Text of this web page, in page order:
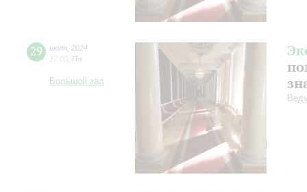
29 июля 2024
17:00 Пн
Большой зал